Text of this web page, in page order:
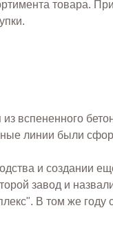
товара.
вспененного
линии были
и создании
завод и
В том же году